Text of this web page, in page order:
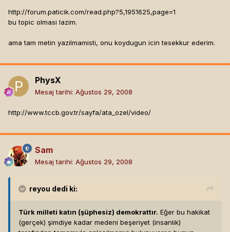
http://forum.paticik.com/read.php?5,1951625,page=1
bu topic olmasi lazim.
ama tam metin yazilmamisti, onu koydugun icin tesekkur ederim.
PhysX
Mesaj tarihi: Ağustos 29, 2008
http://www.tccb.gov.tr/sayfa/ata_ozel/video/
Sam
Mesaj tarihi: Ağustos 29, 2008
reyou dedi ki:
Türk milleti katın (şüphesiz) demokrattır. Eğer bu hakikat
(gerçek) şimdiye kadar medeni beşeriyet (insanlık)